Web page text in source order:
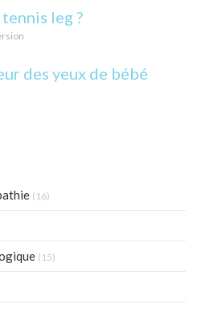
leg ?
des yeux de bébé
(16)
(15)